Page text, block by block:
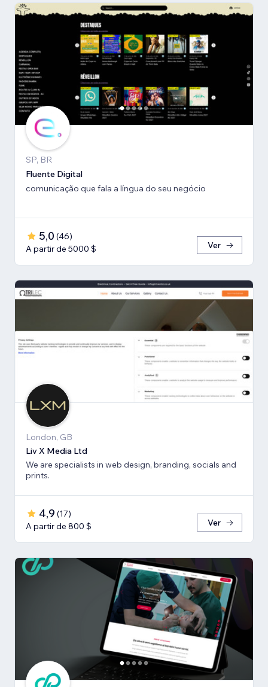
SP, BR
Fluente Digital
comunicação que fala a língua do seu negócio
5,0 (46)
A partir de 5000 $
Ver
London, GB
Liv X Media Ltd
We are specialists in web design, branding, socials and
prints.
4,9 (17)
A partir de 800 $
Ver